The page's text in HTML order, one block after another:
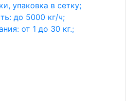
упаковка в сетку;
до 5000 кг/ч;
от 1 до 30 кг.;